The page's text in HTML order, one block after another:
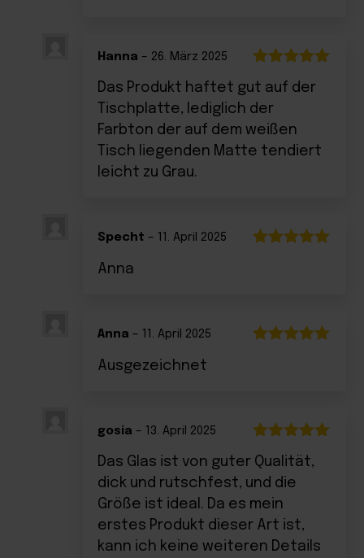
mit5von 5
Hanna – 26. März 2025
Das Produkt haftet gut auf der
Tischplatte, lediglich der
Farbton der auf dem weißen
Tisch liegenden Matte tendiert
leicht zu Grau.
Specht – 11. April 2025
Anna
Anna – 11. April 2025
Ausgezeichnet
mit5von 5
gosia – 13. April 2025
Das Glas ist von guter Qualität,
dick und rutschfest, und die
Größe ist ideal. Da es mein
erstes Produkt dieser Art ist,
kann ich keine weiteren Details